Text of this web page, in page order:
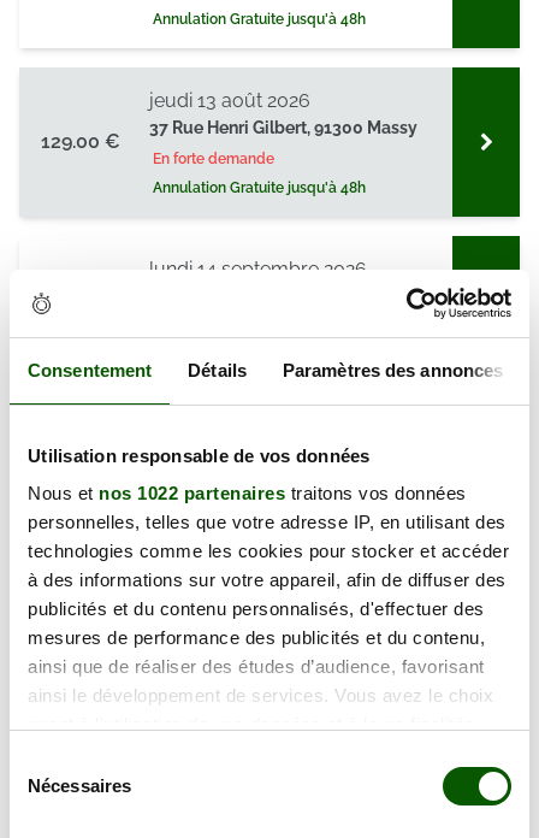
Consentement Détails Paramètres des annonces
Utilisation responsable de vos données
Nous et nos 1022 partenaires traitons vos données
personnelles, telles que votre adresse IP, en utilisant des
technologies comme les cookies pour stocker et accéder
à des informations sur votre appareil, afin de diffuser des
publicités et du contenu personnalisés, d'effectuer des
mesures de performance des publicités et du contenu,
ainsi que de réaliser des études d’audience, favorisant
ainsi le développement de services. Vous avez le choix
tout moment en consultant la Déclaration relative aux
cookies ou en cliquant sur l'icône de confidentialité.
Nécessaires
Annulation Gratuite jusqu'à 48h
129.00 €
37 Rue Henri Gilbert, 91300 Massy
En forte demande
Annulation Gratuite jusqu'à 48h
jeudi 13 août 2026
129.00 €
37 Rue Henri Gilbert, 91300 Massy
lundi 14 septembre 2026
37 Rue Henri Gilbert, 91300 Massy
En forte demande
Annulation Gratuite jusqu'à 48h
129.00 €
37 Rue Henri Gilbert, 91300 Massy
En forte demande
Annulation Gratuite jusqu'à 48h
vendredi 25 septembre 2026